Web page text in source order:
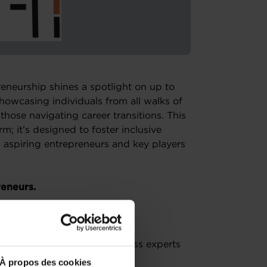
À propos des cookies
shines a spotlight on up to
individuals from all walks of
navigating career transitions. This
it’s designed to foster inclusive
entrepreneurs and key players
to a panel of business experts